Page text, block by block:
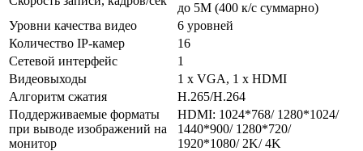
до 5М (400 к/с суммарно)
Уровни качества видео
6 уровней
Количество IP-камер
16
Сетевой интерфейс
1
Видеовыходы
1 х VGA, 1 х HDMI
Алгоритм сжатия
H.265/H.264
Поддерживаемые форматы
при выводе изображений на
монитор
HDMI: 1024*768/ 1280*1024/
1440*900/ 1280*720/
1920*1080/ 2K/ 4K